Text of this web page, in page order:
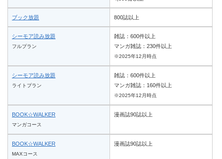
ブック放題 800誌以上
シーモア読み放題
フルプラン
雑誌：600件以上
マンガ雑誌：230件以上
※2025年12月時点
シーモア読み放題
ライトプラン
雑誌：600件以上
マンガ雑誌：160件以上
※2025年12月時点
BOOK☆WALKER
マンガコース
漫画誌90誌以上
BOOK☆WALKER
MAXコース
漫画誌90誌以上